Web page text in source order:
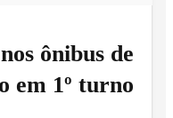
ônibus de
em 1º turno